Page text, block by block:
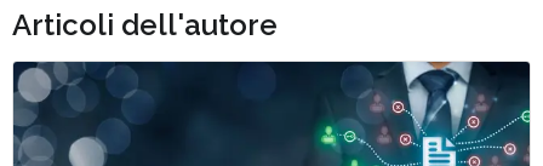
Articoli dell'autore